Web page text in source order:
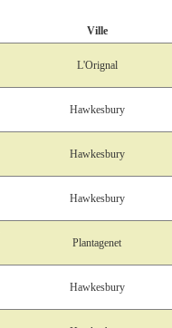
Ville
L'Orignal
Hawkesbury
Hawkesbury
Hawkesbury
Plantagenet
Hawkesbury